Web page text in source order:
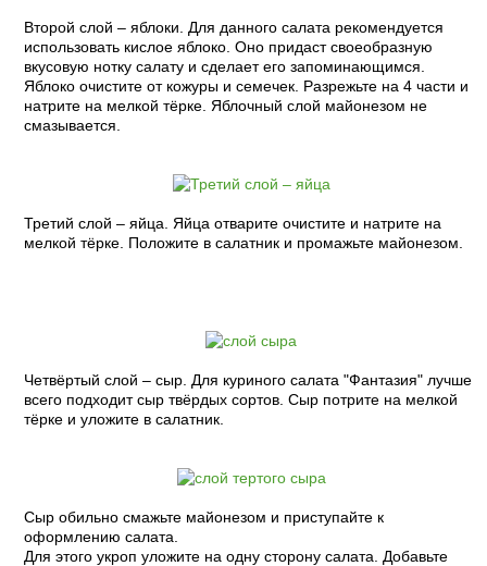
Второй слой – яблоки. Для данного салата рекомендуется
использовать кислое яблоко. Оно придаст своеобразную
вкусовую нотку салату и сделает его запоминающимся.
Яблоко очистите от кожуры и семечек. Разрежьте на 4 части и
натрите на мелкой тёрке. Яблочный слой майонезом не
смазывается.
Третий слой – яйца. Яйца отварите очистите и натрите на
мелкой тёрке. Положите в салатник и промажьте майонезом.
Четвёртый слой – сыр. Для куриного салата "Фантазия" лучше
всего подходит сыр твёрдых сортов. Сыр потрите на мелкой
тёрке и уложите в салатник.
Сыр обильно смажьте майонезом и приступайте к
оформлению салата.
Для этого укроп уложите на одну сторону салата. Добавьте